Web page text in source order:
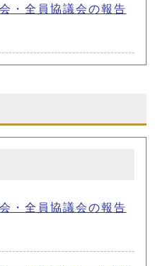
・全員協議会の報告
・全員協議会の報告